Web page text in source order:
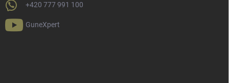
+420 777 991 100
GuneXpert